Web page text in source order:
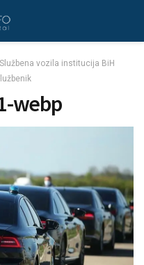
vozila institucija BiH
webp